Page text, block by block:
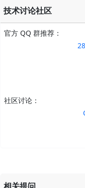
技术讨论社区
官方 QQ 群推荐：
社区讨论：